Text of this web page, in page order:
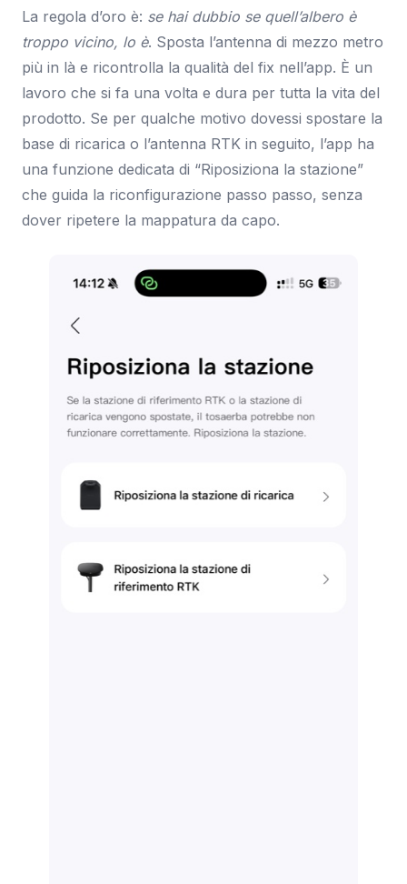
La regola d’oro è: se hai dubbio se quell’albero è
troppo vicino, lo è. Sposta l’antenna di mezzo metro
più in là e ricontrolla la qualità del fix nell’app. È un
lavoro che si fa una volta e dura per tutta la vita del
prodotto. Se per qualche motivo dovessi spostare la
base di ricarica o l’antenna RTK in seguito, l’app ha
una funzione dedicata di “Riposiziona la stazione”
che guida la riconfigurazione passo passo, senza
dover ripetere la mappatura da capo.